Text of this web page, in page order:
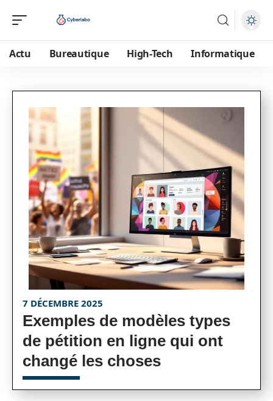
Actu Bureautique High-Tech Informatique
7 DÉCEMBRE 2025
Exemples de modèles types
de pétition en ligne qui ont
changé les choses